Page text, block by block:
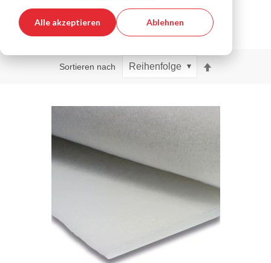
Alle akzeptieren Ablehnen
6 Produkte / 29 Artikel
Sortieren nach